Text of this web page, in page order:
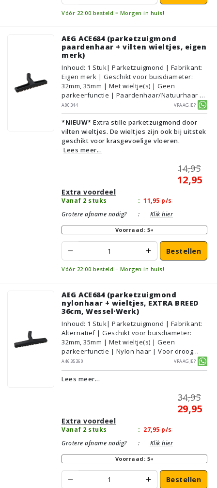
Vóór 22:00 besteld = Morgen in huis!
AEG ACE684 (parketzuigmond
paardenhaar + vilten wieltjes, eigen
merk)
Inhoud: 1 Stuk| Parketzuigmond | Fabrikant:
Eigen merk | Geschikt voor buisdiameter:
32mm, 35mm | Met wieltje(s) | Geen
parkeerfunctie | Paardenhaar/Natuurhaar |
Voor droog gebruik | Breedte: 30cm | Zonder
verlichting | Zonder kliksysteem | Zwart |
Alternatief | Geschikt voor vloertype:
Plavuizen/Tegels, Parket/Laminaat, PVC/Vinyl
A00344 Vraagje?
*NIEUW* Extra stille parketzuigmond door
vilten wieltjes. De wieltjes zijn ook bij uitstek
geschikt voor krasgevoelige vloeren.
Lees meer...
14,95
12,95
Extra voordeel
Vanaf 2 stuks : 11,95 p/s
Grotere afname nodig?
: Klik hier
Voorraad: 5+
Bestellen
Vóór 22:00 besteld = Morgen in huis!
AEG ACE684 (parketzuigmond
nylonhaar + wieltjes, EXTRA BREED
36cm, Wessel·Werk)
Inhoud: 1 Stuk| Parketzuigmond | Fabrikant:
Alternatief | Geschikt voor buisdiameter:
32mm, 35mm | Met wieltje(s) | Geen
parkeerfunctie | Nylon haar | Voor droog
gebruik | Breedte: 36cm | Zonder verlichting |
Zonder kliksysteem | Zwart | Wessel·Werk |
Geschikt voor vloertype: Plavuizen/Tegels,
A4635360 Vraagje?
Lees meer...
34,95
29,95
Extra voordeel
Vanaf 2 stuks : 27,95 p/s
Grotere afname nodig?
: Klik hier
Voorraad: 5+
Bestellen